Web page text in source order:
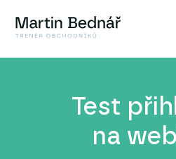
Test
na